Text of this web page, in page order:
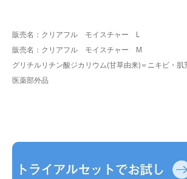
販売名：クリアフル モイスチャー L
販売名：クリアフル モイスチャー M
グリチルリチン酸ジカリウム(甘草由来)＝ニキビ・
医薬部外品